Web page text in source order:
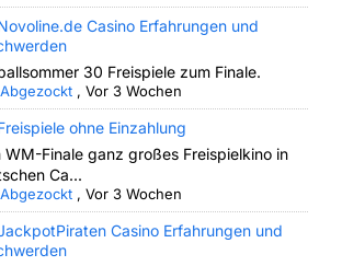
Casino Erfahrungen und
30 Freispiele zum Finale.
Abgezockt ,Vor 3 Wochen
ohne Einzahlung
WM-Finale ganz großes Freispielkino in
Ca...
Abgezockt ,Vor 3 Wochen
Casino Erfahrungen und